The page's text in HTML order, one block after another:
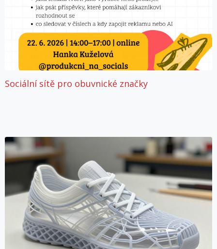
Sociální sítě pro obuvnické značky